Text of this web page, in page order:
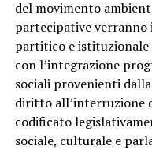
del movimento
partecipative
partitico e istituzionale
con l’integrazione
sociali provenienti
diritto all’interruzione
codificato
sociale, culturale e